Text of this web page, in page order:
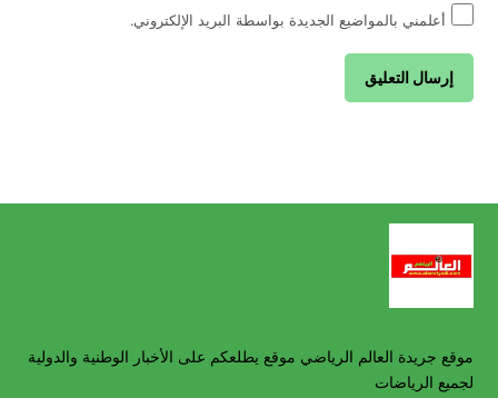
أعلمني بالمواضيع الجديدة بواسطة البريد الإلكتروني.
موقع جريدة العالم الرياضي موقع يطلعكم على الأخبار الوطنية والدولية
لجميع الرياضات